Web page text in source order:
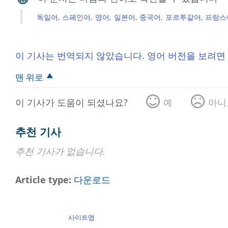
독일어 스페인어 영어 일본어 중국어 포르투갈어 프랑스
이 기사는 번역되지 않았습니다. 영어 버전을 보려
맨 위로
이 기사가 도움이 되셨나요? 예 아
추천 기사
추천 기사가 없습니다.
Article type 다운로드
사이트맵